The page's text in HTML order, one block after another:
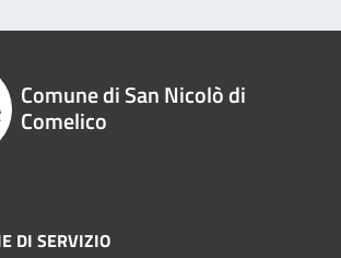
Comune di San Nicolò di
Comelico
DI SERVIZIO